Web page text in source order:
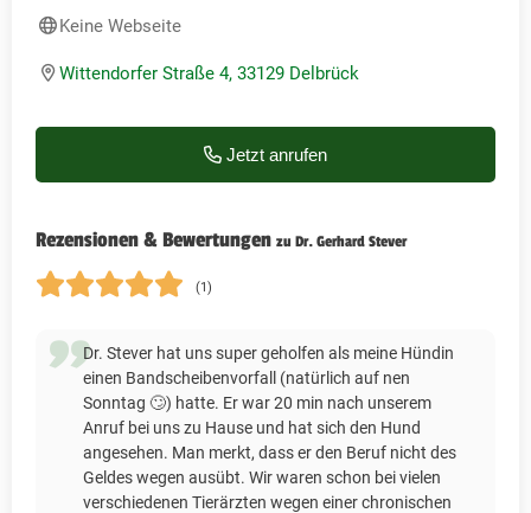
Keine Webseite
Wittendorfer Straße 4, 33129 Delbrück
Jetzt anrufen
Rezensionen & Bewertungen zu Dr. Gerhard Stever
(1)
Dr. Stever hat uns super geholfen als meine Hündin
einen Bandscheibenvorfall (natürlich auf nen
Sonntag 🙄) hatte. Er war 20 min nach unserem
Anruf bei uns zu Hause und hat sich den Hund
angesehen. Man merkt, dass er den Beruf nicht des
Geldes wegen ausübt. Wir waren schon bei vielen
verschiedenen Tierärzten wegen einer chronischen